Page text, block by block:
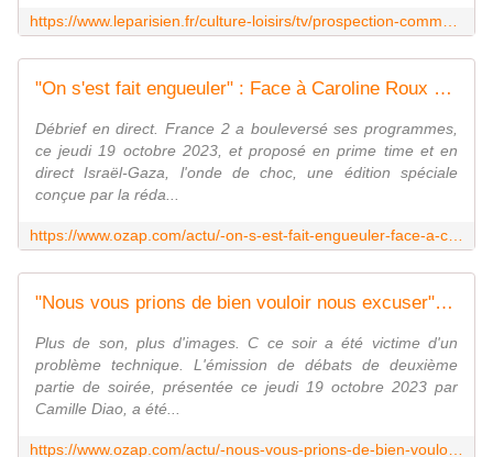
"On s'est fait engueuler" : Face à Caroline Roux et Julian Bugier, une invitée critique en direct le traitement du conflit israélo-palestinien par France 2
Débrief en direct. France 2 a bouleversé ses programmes,
ce jeudi 19 octobre 2023, et proposé en prime time et en
direct Israël-Gaza, l'onde de choc, une édition spéciale
conçue par la réda...
"Nous vous prions de bien vouloir nous excuser" : Un problème technique interrompt subitement la diffusion de "C ce soir" sur France 5
Plus de son, plus d'images. C ce soir a été victime d'un
problème technique. L'émission de débats de deuxième
partie de soirée, présentée ce jeudi 19 octobre 2023 par
Camille Diao, a été...